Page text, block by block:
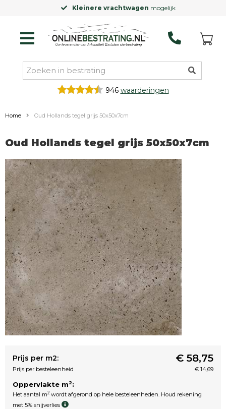
Kleinere vrachtwagenmogelijk
946 waarderingen
Home Oud Hollands tegel grijs 50x50x7cm
Oud Hollands tegel grijs 50x50x7cm
Prijs per m2: € 58,75
Prijs per besteleenheid € 14,69
Oppervlakte m2:
Het aantal m2 wordt afgerond op hele besteleenheden. Houd rekening
met 5% snijverlies